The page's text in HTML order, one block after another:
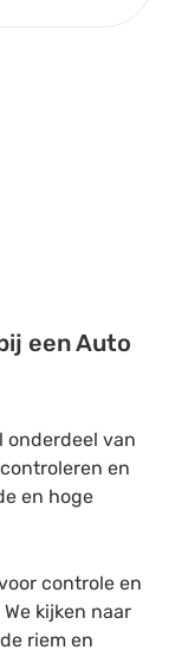
een Auto
onderdeel van
en
en hoge
controle en
kijken naar
riem en